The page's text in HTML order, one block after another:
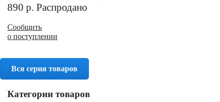
890 р. Распродано
Сообщить
о поступлении
Вся серия товаров
Категории товаров